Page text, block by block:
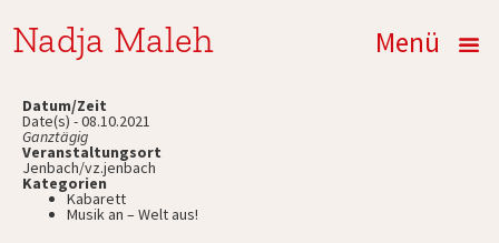
Nadja Maleh Menü
Datum/Zeit
Date(s) - 08.10.2021
Ganztägig
Veranstaltungsort
Jenbach/vz.jenbach
Kategorien
Kabarett
Musik an – Welt aus!